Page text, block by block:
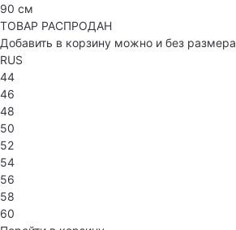
90 см
ТОВАР РАСПРОДАН
Добавить в корзину можно и без размера
RUS
44
46
48
50
52
54
56
58
60